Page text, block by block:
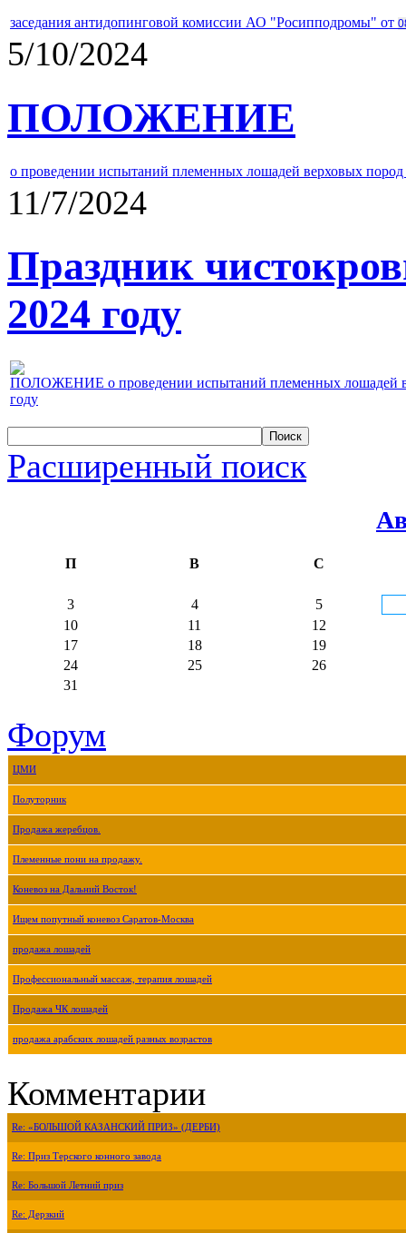
заседания антидопинговой комиссии АО "Росипподромы" от
5/10/2024
ПОЛОЖЕНИЕ
о проведении испытаний племенных лошадей верховых
11/7/2024
Праздник
2024 году
ПОЛОЖЕНИЕ о проведении испытаний племенных лошадей
году
Расширенный поиск
П В С
3 4
5
10
11
12
17
18
19
24
25
26
31
Форум
ЦМИ
Полуторник
Продажа жеребцов.
Племенные пони на продажу.
Коневоз на Дальний Восток!
Ищем попутный коневоз Саратов-Москва
продажа лошадей
Профессиональный массаж, терапия лошадей
Продажа ЧК лошадей
продажа арабских лошадей разных возрастов
Комментарии
Re: «БОЛЬШОЙ КАЗАНСКИЙ ПРИЗ» (ДЕРБИ)
Re: Приз Терского конного завода
Re: Большой Летний приз
Re: Дерзкий